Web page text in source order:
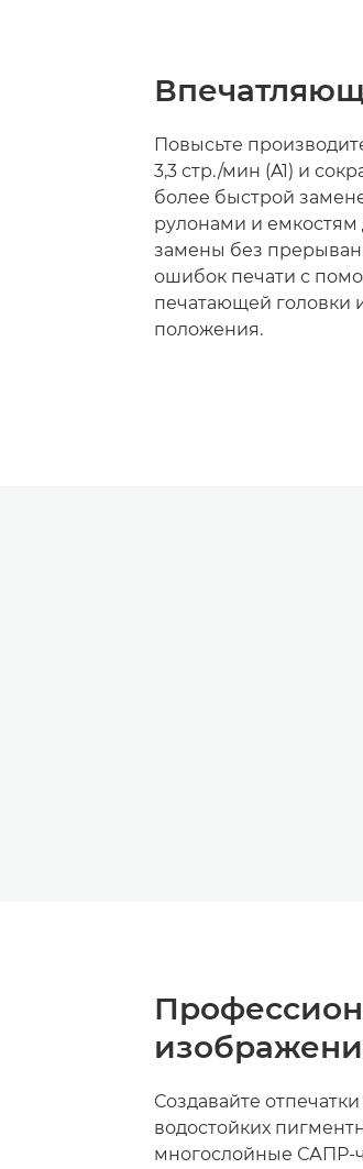
Повысьте
3,3 стр./мин (A1) и
более быстрой
рулонами и
замены без
ошибок печати с
печатающей головки
положения.
Создавайте
водостойких
многослойные